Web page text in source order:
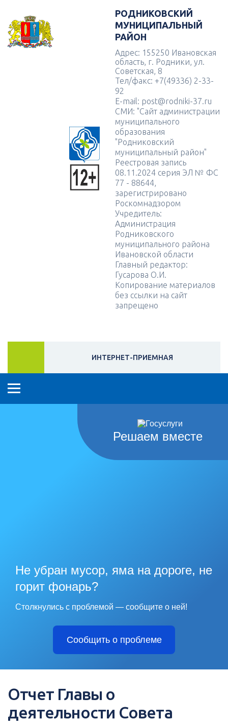
РОДНИКОВСКИЙ
МУНИЦИПАЛЬНЫЙ
РАЙОН
Адрес: 155250 Ивановская
область, г. Родники, ул.
Советская, 8
Тел/факс: +7(49336) 2-33-
92
E-mail: post@rodniki-37.ru
СМИ: "Сайт администрации
муниципального
образования
"Родниковский
муниципальный район"
Реестровая запись
08.11.2024 серия ЭЛ № ФС
77 - 88644,
зарегистрировано
Роскомнадзором
Учредитель:
Администрация
Родниковского
муниципального района
Ивановской области
Главный редактор:
Гусарова О.И.
Копирование материалов
без ссылки на сайт
запрещено
ИНТЕРНЕТ-ПРИЕМНАЯ
Решаем вместе
Не убран мусор, яма на дороге, не
горит фонарь?
Столкнулись с проблемой — сообщите о ней!
Сообщить о проблеме
Отчет Главы о
деятельности Совета